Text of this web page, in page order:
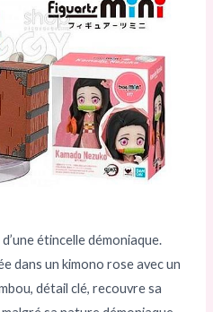
étincelle démoniaque.
dans un kimono rose avec un
détail clé, recouvre sa